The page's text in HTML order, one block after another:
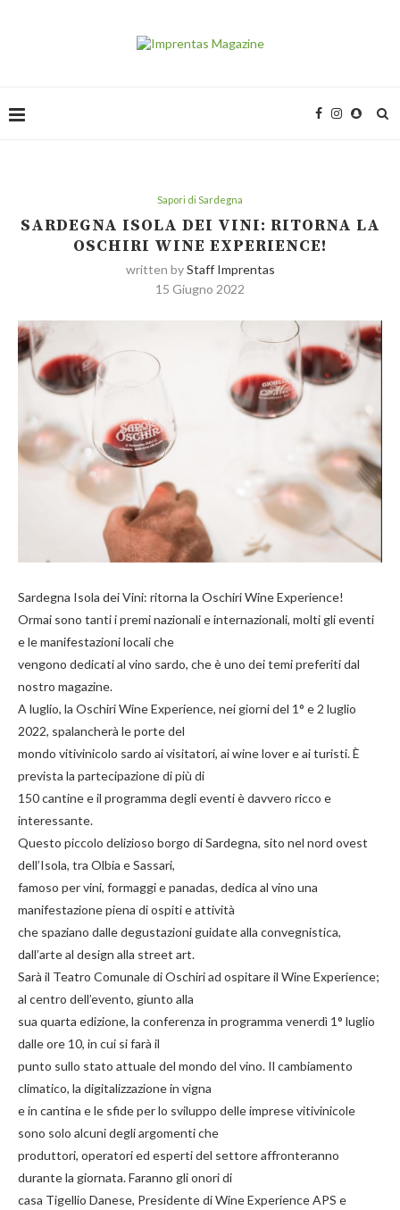
Sapori di Sardegna
SARDEGNA ISOLA DEI VINI: RITORNA LA
OSCHIRI WINE EXPERIENCE!
written byStaff Imprentas
15 Giugno 2022
Sardegna Isola dei Vini: ritorna la Oschiri Wine Experience!
Ormai sono tanti i premi nazionali e internazionali, molti gli eventi
e le manifestazioni locali che
vengono dedicati al vino sardo, che è uno dei temi preferiti dal
nostro magazine.
A luglio, la Oschiri Wine Experience, nei giorni del 1° e 2 luglio
2022, spalancherà le porte del
mondo vitivinicolo sardo ai visitatori, ai wine lover e ai turisti. È
prevista la partecipazione di più di
150 cantine e il programma degli eventi è davvero ricco e
interessante.
Questo piccolo delizioso borgo di Sardegna, sito nel nord ovest
dell’Isola, tra Olbia e Sassari,
famoso per vini, formaggi e panadas, dedica al vino una
manifestazione piena di ospiti e attività
che spaziano dalle degustazioni guidate alla convegnistica,
dall’arte al design alla street art.
Sarà il Teatro Comunale di Oschiri ad ospitare il Wine Experience;
al centro dell’evento, giunto alla
sua quarta edizione, la conferenza in programma venerdì 1° luglio
dalle ore 10, in cui si farà il
punto sullo stato attuale del mondo del vino. Il cambiamento
climatico, la digitalizzazione in vigna
e in cantina e le sfide per lo sviluppo delle imprese vitivinicole
sono solo alcuni degli argomenti che
produttori, operatori ed esperti del settore affronteranno
durante la giornata. Faranno gli onori di
casa Tigellio Danese, Presidente di Wine Experience APS e